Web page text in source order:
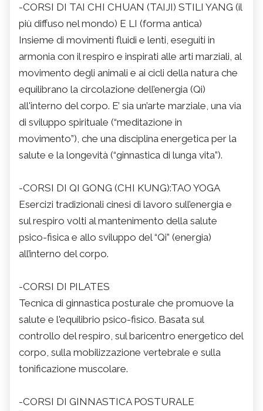
-CORSI DI TAI CHI CHUAN (TAIJI) STILI YANG (il
più diffuso nel mondo) E LI (forma antica)
Insieme di movimenti fluidi e lenti, eseguiti in
armonia con il respiro e inspirati alle arti marziali, al
movimento degli animali e ai cicli della natura che
equilibrano la circolazione dell’energia (Qi)
all'interno del corpo. E’ sia un’arte marziale, una via
di sviluppo spirituale (“meditazione in
movimento”), che una disciplina energetica per la
salute e la longevità (“ginnastica di lunga vita”).
-CORSI DI QI GONG (CHI KUNG):TAO YOGA
Esercizi tradizionali cinesi di lavoro sull’energia e
sul respiro volti al mantenimento della salute
psico-fisica e allo sviluppo del “Qi” (energia)
all’interno del corpo.
-CORSI DI PILATES
Tecnica di ginnastica posturale che promuove la
salute e l'equilibrio psico-fisico. Basata sul
controllo del respiro, sul baricentro energetico del
corpo, sulla mobilizzazione vertebrale e sulla
tonificazione muscolare.
-CORSI DI GINNASTICA POSTURALE